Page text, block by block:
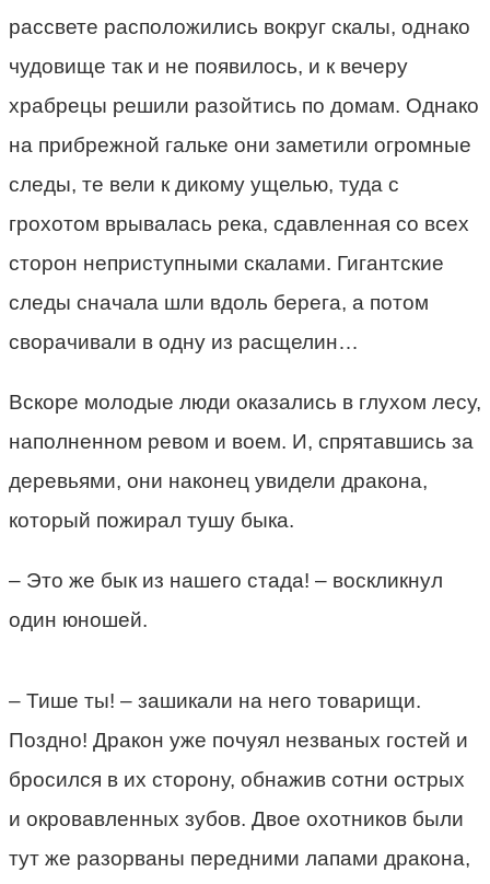
рассвете расположились вокруг скалы, однако
чудовище так и не появилось, и к вечеру
храбрецы решили разойтись по домам. Однако
на прибрежной гальке они заметили огромные
следы, те вели к дикому ущелью, туда с
грохотом врывалась река, сдавленная со всех
сторон неприступными скалами. Гигантские
следы сначала шли вдоль берега, а потом
сворачивали в одну из расщелин…
Вскоре молодые люди оказались в глухом лесу,
наполненном ревом и воем. И, спрятавшись за
деревьями, они наконец увидели дракона,
который пожирал тушу быка.
– Это же бык из нашего стада! – воскликнул
один юношей.
– Тише ты! – зашикали на него товарищи.
Поздно! Дракон уже почуял незваных гостей и
бросился в их сторону, обнажив сотни острых
и окровавленных зубов. Двое охотников были
тут же разорваны передними лапами дракона,